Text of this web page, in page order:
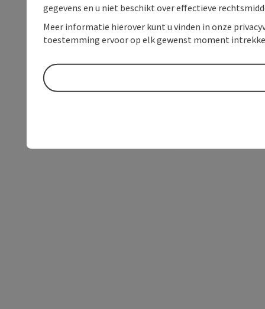
gegevens en u niet beschikt over effectieve
Meer informatie hierover kunt u vinden in onze
toestemming ervoor op elk gewenst moment